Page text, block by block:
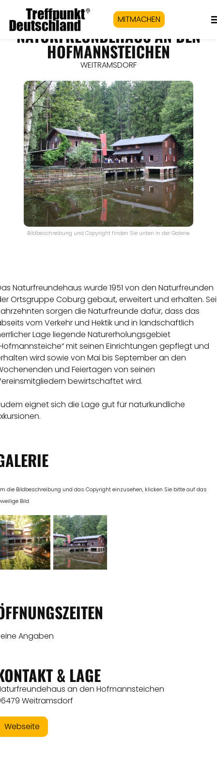
MITMACHEN
NATURFREUNDEHAUS AN DEN
HOFMANNSTEICHEN
WEITRAMSDORF
Bildbeschreibung und Copyright finden Sie unten in der Galerie.
Naturfreundehaus wurde 1951 von den Naturfreunden
Ortsgruppe Coburg gebaut, erweitert und erhalten.
sorgen die Naturfreunde dafür, dass das
vom Verkehr und Hektik und in landschaftlich
Lage liegende Naturerholungsgebiet
mit seinen Einrichtungen gepflegt und
wird sowie von Mai bis September an den
und Feiertagen von seinen
bewirtschaftet wird.
eignet sich die Lage gut für naturkundliche
die Bildbeschreibung und das Copyright einzusehen, klicken Sie bitte auf das
Bild.
Angaben
& LAGE
an den Hofmannsteichen
Weitramsdorf
Webseite